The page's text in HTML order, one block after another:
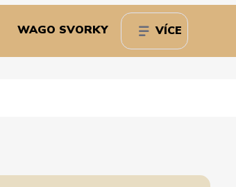
WAGO SVORKY VÍCE